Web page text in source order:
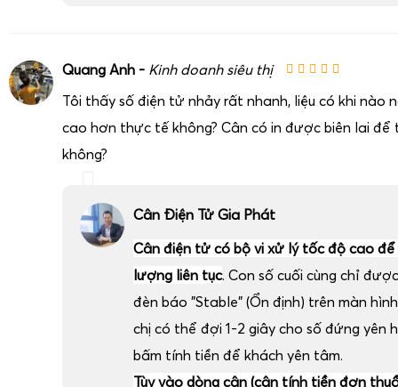
Quang Anh - Kinh doanh siêu thị
Tôi thấy số điện tử nhảy rất nhanh, liệu có khi nào
cao hơn thực tế không? Cân có in được biên lai để
không?
Cân Điện Tử Gia Phát
Cân điện tử có bộ vi xử lý tốc độ cao để
lượng liên tục. Con số cuối cùng chỉ
đèn báo "Stable" (Ổn định) trên màn
chị có thể đợi 1-2 giây cho số đứng yên
bấm tính tiền để khách yên tâm.
Tùy vào dòng cân (cân tính tiền đơn